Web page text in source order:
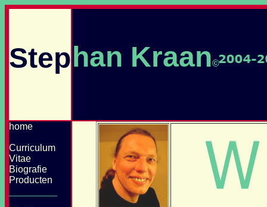
Stephan Kraan©
home
Curriculum
Vitae
Biografie
Producten